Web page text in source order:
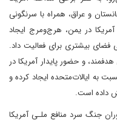
و عراق، همراه با سرنگونی
در یمن، هرج‌ومرج ایجاد
بیشتری برای فعالیت داد.
و حضور پایدار آمریکا در
به ایالات‌متحده ایجاد کرده و
داده است.
جنگ سرد منافع ملـی آمریکا